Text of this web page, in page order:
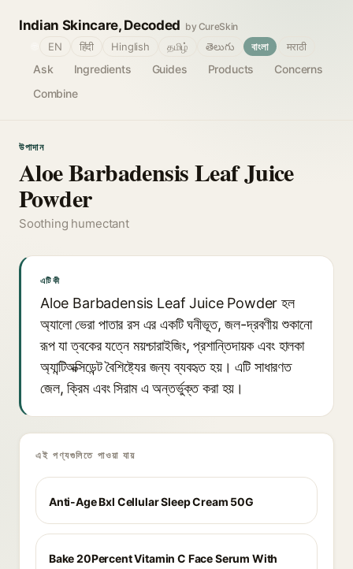
Indian Skincare, Decoded by CureSkin
Ask Ingredients Guides Products
Concerns
Combine
EN हिंदी Hinglish தமிழ் తెలుగు বাংলা मराठी
উপাদান
Aloe Barbadensis Leaf Juice
Powder
Soothing humectant
এটি কী
Aloe Barbadensis Leaf Juice Powder হল
অ্যালো ভেরা পাতার রস এর একটি ঘনীভূত, জল-দ্রবণীয় শুকানো
রূপ যা ত্বকের যত্নে ময়শ্চারাইজিং, প্রশান্তিদায়ক এবং হালকা
অ্যান্টিঅক্সিডেন্ট বৈশিষ্ট্যের জন্য ব্যবহৃত হয়। এটি সাধারণত
জেল, ক্রিম এবং সিরাম এ অন্তর্ভুক্ত করা হয়।
এই পণ্যগুলিতে পাওয়া যায়
Anti-Age Bxl Cellular Sleep Cream 50G
Bake 20Percent Vitamin C Face Serum With